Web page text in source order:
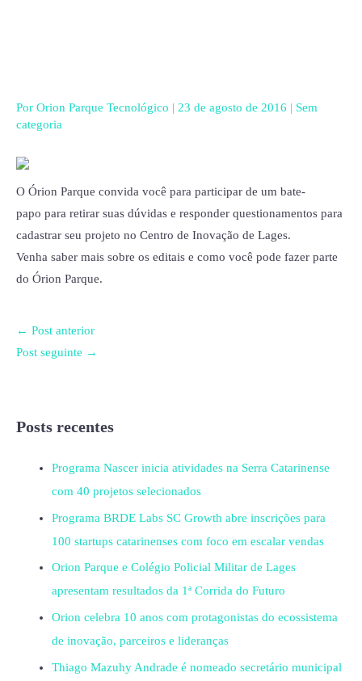
Por Orion Parque Tecnológico | 23 de agosto de 2016 | Sem
categoria
O Órion Parque convida você para participar de um bate-
papo para retirar suas dúvidas e responder questionamentos para
cadastrar seu projeto no Centro de Inovação de Lages.
Venha saber mais sobre os editais e como você pode fazer parte
do Órion Parque.
← Post anterior
Post seguinte →
Posts recentes
Programa Nascer inicia atividades na Serra Catarinense
com 40 projetos selecionados
Programa BRDE Labs SC Growth abre inscrições para
100 startups catarinenses com foco em escalar vendas
Orion Parque e Colégio Policial Militar de Lages
apresentam resultados da 1ª Corrida do Futuro
Orion celebra 10 anos com protagonistas do ecossistema
de inovação, parceiros e lideranças
Thiago Mazuhy Andrade é nomeado secretário municipal